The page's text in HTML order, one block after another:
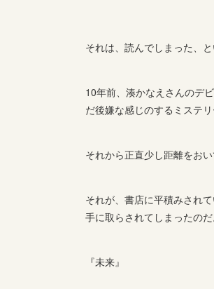
それは、読んでしまった、と
10年前、湊かなえさんのデ
だ後嫌な感じのするミステ
それから正直少し距離をお
それが、書店に平積みされ
手に取らされてしまったのだ
『未来』